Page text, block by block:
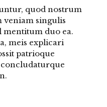
quod nostrum
veniam singulis
mentitum duo ea.
meis explicari
patrioque
concludaturque